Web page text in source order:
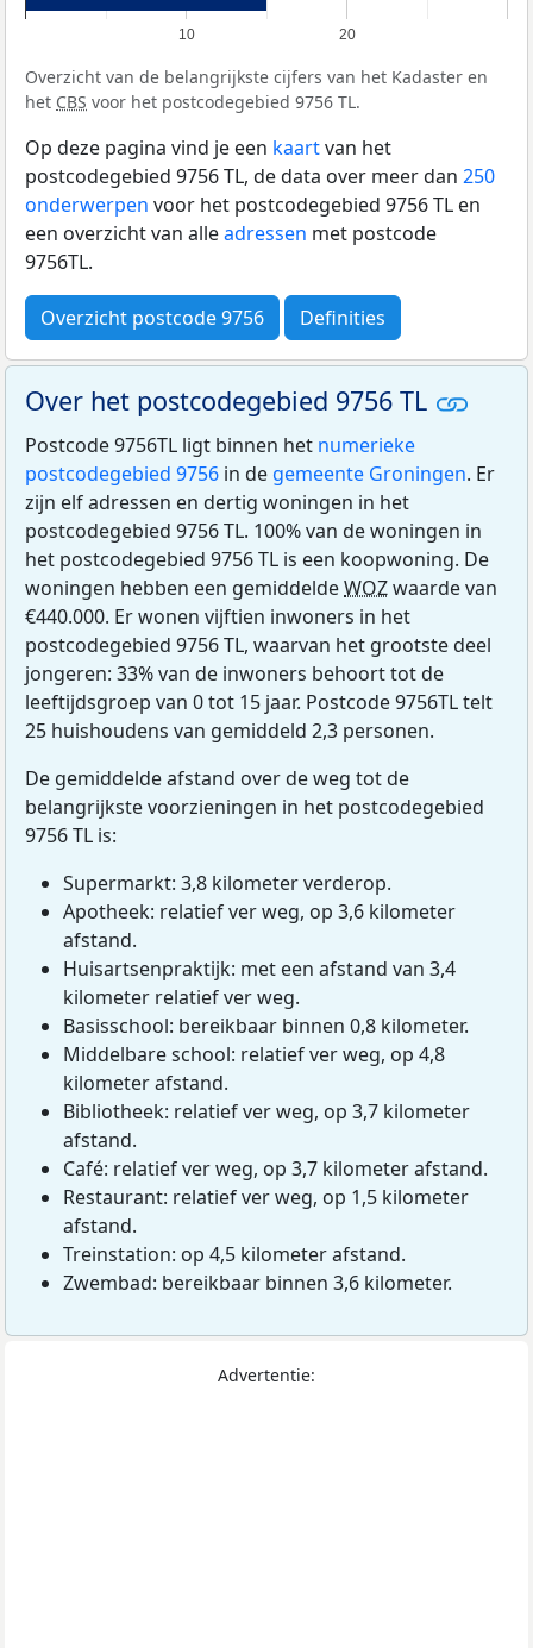
10 20
Overzicht van de belangrijkste cijfers van het Kadaster en
het CBS voor het postcodegebied 9756 TL.
Op deze pagina vind je een kaartvan het
postcodegebied 9756 TL, de data over meer dan 250
onderwerpen voor het postcodegebied 9756 TL en
een overzicht van alleadressen met postcode
9756TL.
Overzicht postcode 9756 Definities
Over het postcodegebied 9756 TL
Postcode 9756TL ligt binnen het numerieke
postcodegebied 9756 in de gemeente Groningen. Er
zijn elf adressen en dertig woningen in het
postcodegebied 9756 TL. 100% van de woningen in
het postcodegebied 9756 TL is een koopwoning. De
woningen hebben een gemiddeldeWOZwaarde van
€440.000. Er wonen vijftien inwoners in het
postcodegebied 9756 TL, waarvan het grootste deel
jongeren: 33% van de inwoners behoort tot de
leeftijdsgroep van 0 tot 15 jaar. Postcode 9756TL telt
25 huishoudens van gemiddeld 2,3 personen.
De gemiddelde afstand over de weg tot de
belangrijkste voorzieningen in het postcodegebied
9756 TL is:
Supermarkt: 3,8 kilometer verderop.
Apotheek: relatief ver weg, op 3,6 kilometer
afstand.
Huisartsenpraktijk: met een afstand van 3,4
kilometer relatief ver weg.
Basisschool: bereikbaar binnen 0,8 kilometer.
Middelbare school: relatief ver weg, op 4,8
kilometer afstand.
Bibliotheek: relatief ver weg, op 3,7 kilometer
afstand.
Café: relatief ver weg, op 3,7 kilometer afstand.
Restaurant: relatief ver weg, op 1,5 kilometer
afstand.
Treinstation: op 4,5 kilometer afstand.
Zwembad: bereikbaar binnen 3,6 kilometer.
Advertentie: